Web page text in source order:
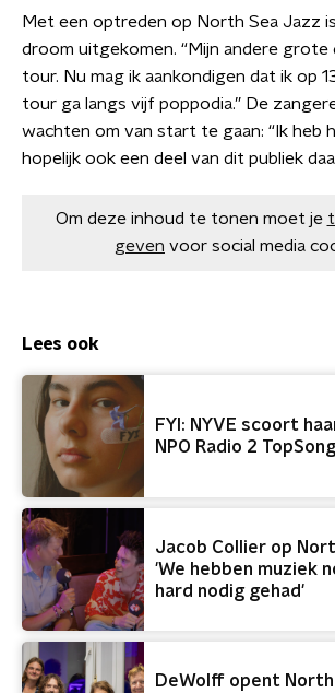
Met een optreden op North Sea Jazz
droom uitgekomen. “Mijn andere grote
tour. Nu mag ik aankondigen dat ik op
tour ga langs vijf poppodia.” De
wachten om van start te gaan: “Ik heb
hopelijk ook een deel van dit publiek
Om deze inhoud te tonen moet je
geven voor social media
Lees ook
FYI: NYVE scoort
NPO Radio 2 TopSong
Jacob Collier op
'We hebben muziek
hard nodig gehad'
DeWolff opent North